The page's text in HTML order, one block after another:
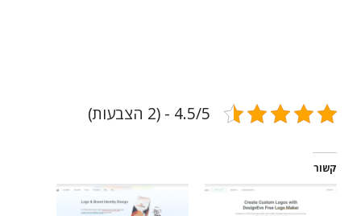
4.5/5 - (2 הצבעות)
קשור